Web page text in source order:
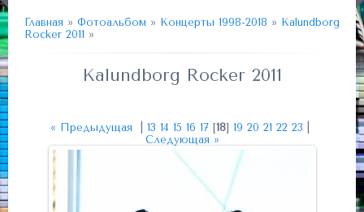
Главная » Фотоальбом » Концерты 1998-2018 » Kalundborg
Rocker 2011 »
Kalundborg Rocker 2011
« Предыдущая 13 14 15 16 17 [18] 19 20 21 22 23
Следующая »